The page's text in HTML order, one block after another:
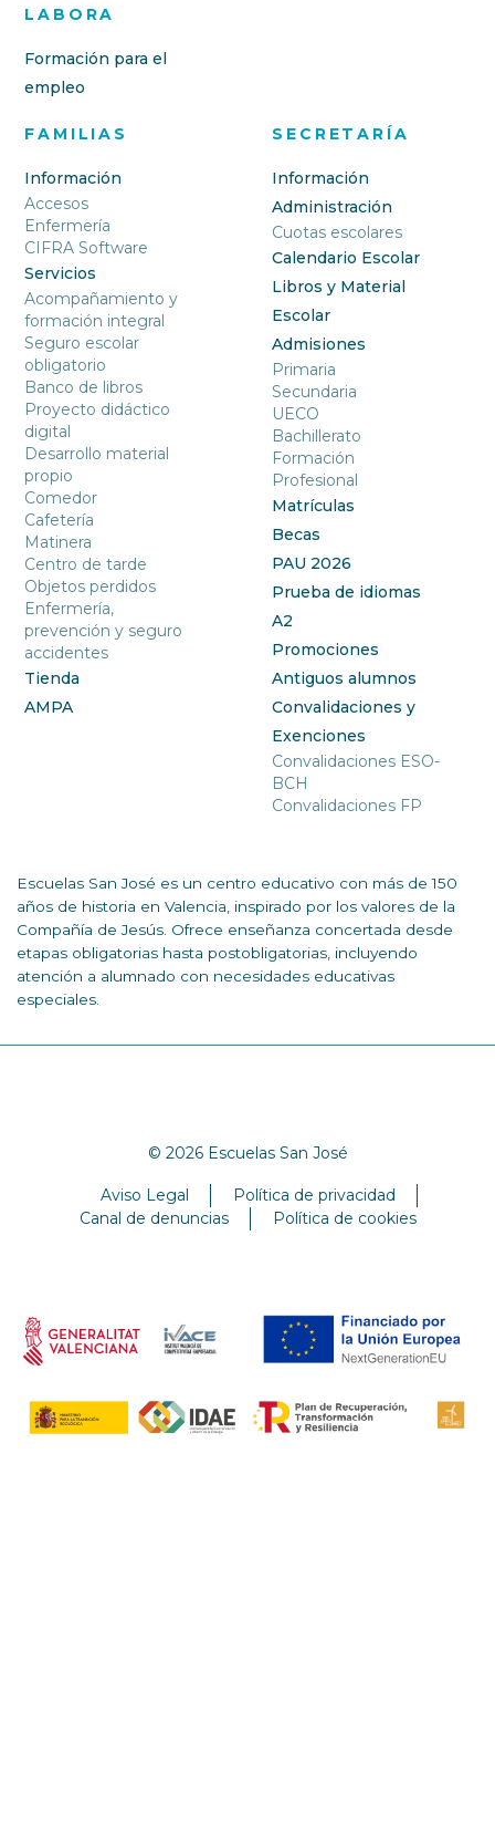
LABORA
Formación para el
empleo
FAMILIAS
Información
Accesos
Enfermería
CIFRA Software
Servicios
Acompañamiento y
formación integral
Seguro escolar
obligatorio
Banco de libros
Proyecto didáctico
digital
Desarrollo material
propio
Comedor
Cafetería
Matinera
Centro de tarde
Objetos perdidos
Enfermería,
prevención y seguro
accidentes
Tienda
AMPA
SECRETARÍA
Información
Administración
Cuotas escolares
Calendario Escolar
Libros y Material
Escolar
Admisiones
Primaria
Secundaria
UECO
Bachillerato
Formación
Profesional
Matrículas
Becas
PAU 2026
Prueba de idiomas
A2
Promociones
Antiguos alumnos
Convalidaciones y
Exenciones
Convalidaciones ESO-
BCH
Convalidaciones FP
Escuelas San José es un centro educativo con más de 150
años de historia en Valencia, inspirado por los valores de la
Compañía de Jesús. Ofrece enseñanza concertada desde
etapas obligatorias hasta postobligatorias, incluyendo
atención a alumnado con necesidades educativas
especiales.
© 2026 Escuelas San José
Aviso Legal
Política de privacidad
Canal de denuncias
Política de cookies